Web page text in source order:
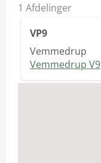
1 Afdelinger
VP9
Vemmedrup
Vemmedrup V9